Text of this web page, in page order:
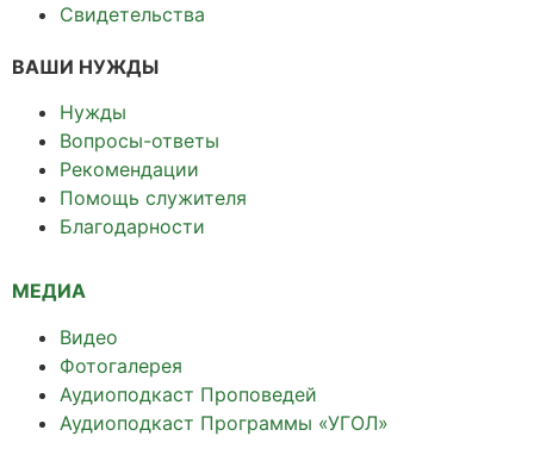
Свидетельства
ВАШИ НУЖДЫ
Нужды
Вопросы-ответы
Рекомендации
Помощь служителя
Благодарности
МЕДИА
Видео
Фотогалерея
Аудиоподкаст Проповедей
Аудиоподкаст Программы «УГОЛ»